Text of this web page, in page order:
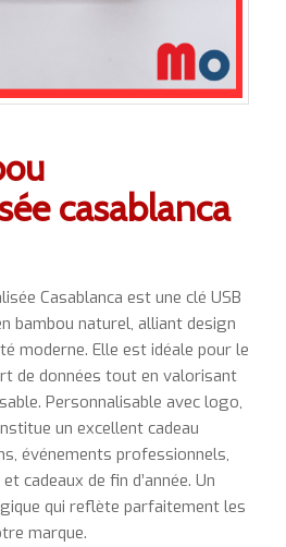
casablanca
Casablanca est une clé USB
bambou naturel, alliant design
moderne. Elle est idéale pour le
de données tout en valorisant
Personnalisable avec logo,
un excellent cadeau
événements professionnels,
cadeaux de fin d’année. Un
qui reflète parfaitement les
marque.